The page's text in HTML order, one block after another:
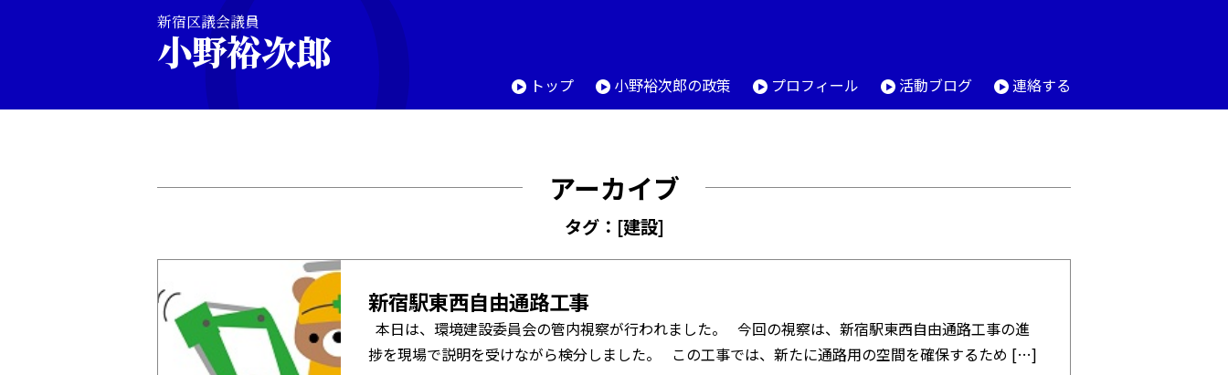
新宿区議会議員
小野裕次郎
トップ 小野裕次郎の政策 プロフィール 活動ブログ 連絡する
アーカイブ
タグ：[建設]
新宿駅東西自由通路工事
本日は、環境建設委員会の管内視察が行われました。 今回の視察は、新宿駅東西自由通路工事の進
捗を現場で説明を受けながら検分しました。 この工事では、新たに通路用の空間を確保するため […]